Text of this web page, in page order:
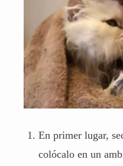
En primer lugar,
colócalo en un